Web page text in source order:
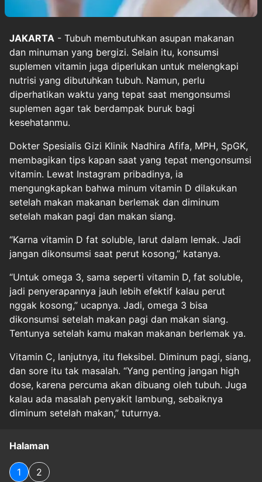
JAKARTA - Tubuh membutuhkan asupan makanan
dan minuman yang bergizi. Selain itu, konsumsi
suplemen vitamin juga diperlukan untuk melengkapi
nutrisi yang dibutuhkan tubuh. Namun, perlu
diperhatikan waktu yang tepat saat mengonsumsi
suplemen agar tak berdampak buruk bagi
kesehatanmu.
Dokter Spesialis Gizi Klinik Nadhira Afifa, MPH, SpGK,
membagikan tips kapan saat yang tepat mengonsumsi
vitamin. Lewat Instagram pribadinya, ia
mengungkapkan bahwa minum vitamin D dilakukan
setelah makan makanan berlemak dan diminum
setelah makan pagi dan makan siang.
“Karna vitamin D fat soluble, larut dalam lemak. Jadi
jangan dikonsumsi saat perut kosong,” katanya.
“Untuk omega 3, sama seperti vitamin D, fat soluble,
jadi penyerapannya jauh lebih efektif kalau perut
nggak kosong,” ucapnya. Jadi, omega 3 bisa
dikonsumsi setelah makan pagi dan makan siang.
Tentunya setelah kamu makan makanan berlemak ya.
Vitamin C, lanjutnya, itu fleksibel. Diminum pagi, siang,
dan sore itu tak masalah. “Yang penting jangan high
dose, karena percuma akan dibuang oleh tubuh. Juga
kalau ada masalah penyakit lambung, sebaiknya
diminum setelah makan,” tuturnya.
Halaman
1 2